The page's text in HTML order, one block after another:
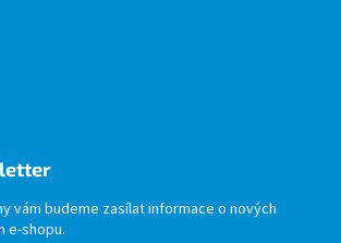
vám budeme zasílat informace o nových
e-shopu.